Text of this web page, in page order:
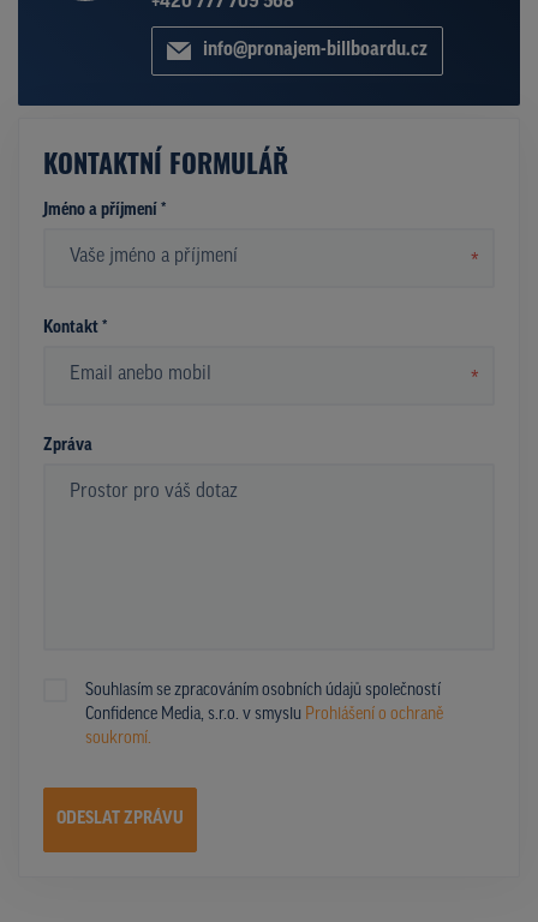
info@pronajem-billboardu.cz
KONTAKTNÍ FORMULÁŘ
Jméno a příjmení *
*
Kontakt *
*
Zpráva
Souhlasím se zpracováním osobních údajů společností
Confidence Media, s.r.o. v smyslu Prohlášení o ochraně
soukromí.
ODESLAT ZPRÁVU